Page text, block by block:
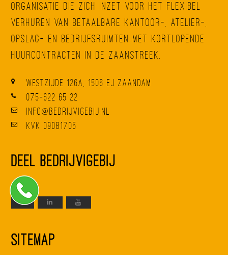
organisatie die zich inzet voor het flexibel
verhuren van betaalbare kantoor-, atelier-,
opslag- en bedrijfsruimten met kortlopende
huurcontracten in de Zaanstreek.
Westzijde 126A, 1506 EJ Zaandam
075-622 65 22
info@bedrijvigebij.nl
KvK 09081705
Deel BedrijvigeBij
Sitemap